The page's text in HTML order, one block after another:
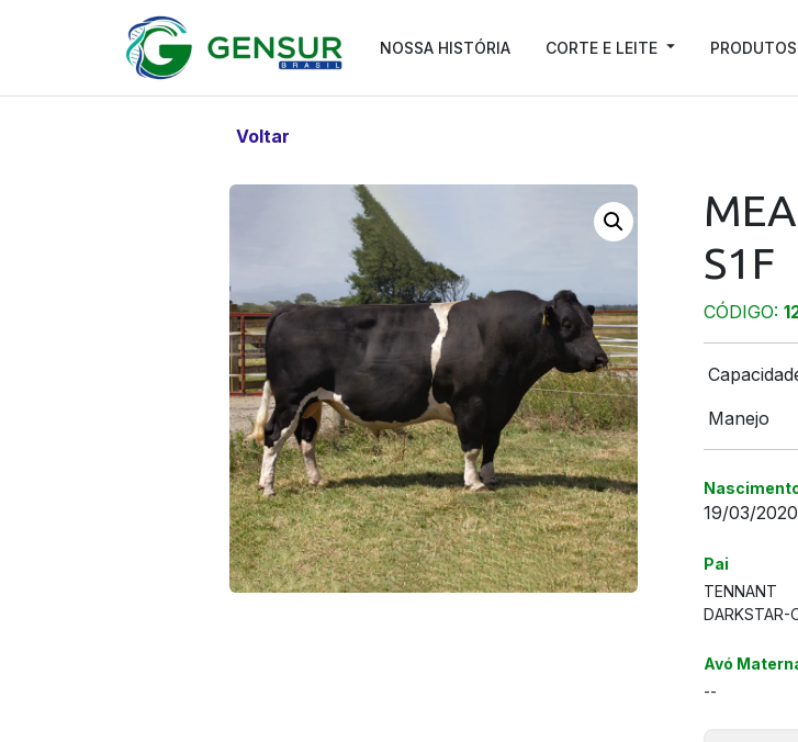
NOSSA HISTÓRIA CORTE E LEITE PRODUTOS
Voltar
S1F
CÓDIGO:
Manejo
19/03/2020
Pai
TENNANT
DARKSTAR-
Avó
--